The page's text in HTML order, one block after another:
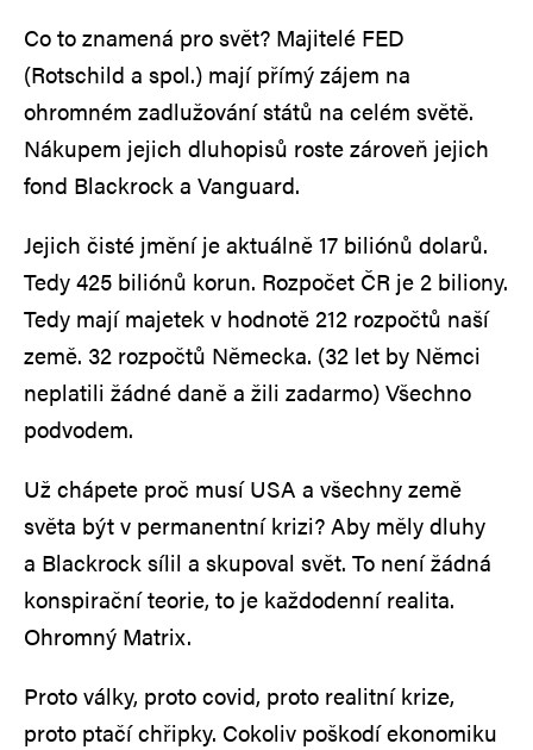
Co to znamená pro svět? Majitelé FED
(Rotschild a spol.) mají přímý zájem na
ohromném zadlužování států na celém světě.
Nákupem jejich dluhopisů roste zároveň jejich
fond Blackrock a Vanguard.
Jejich čisté jmění je aktuálně 17 biliónů dolarů.
Tedy 425 biliónů korun. Rozpočet ČR je 2 biliony.
Tedy mají majetek v hodnotě 212 rozpočtů naší
země. 32 rozpočtů Německa. (32 let by Němci
neplatili žádné daně a žili zadarmo) Všechno
podvodem.
Už chápete proč musí USA a všechny země
světa být v permanentní krizi? Aby měly dluhy
a Blackrock sílil a skupoval svět. To není žádná
konspirační teorie, to je každodenní realita.
Ohromný Matrix.
Proto války, proto covid, proto realitní krize,
proto ptačí chřipky. Cokoliv poškodí ekonomiku